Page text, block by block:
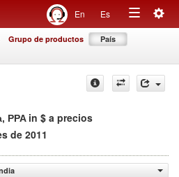
En Es
Toggle
Grupo de productos País
PPA in $ a precios
de 2011